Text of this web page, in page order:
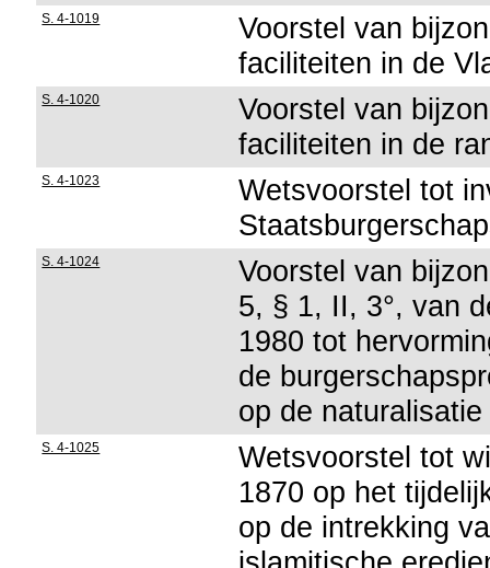
S. 4-1019
Voorstel van
faciliteiten in de
S. 4-1020
Voorstel van
faciliteiten in de
S. 4-1023
Wetsvoorstel tot
S. 4-1024
Voorstel van
5, § 1, II, 3°, van
1980 tot
de
op de
S. 4-1025
Wetsvoorstel tot
1870 op het
op de intrekking